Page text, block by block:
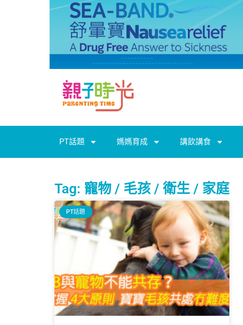
PT話題 媽媽育成 講飲講食
Tag: 寵物 / 毛孩 / 衛生 / 家庭
PT話題